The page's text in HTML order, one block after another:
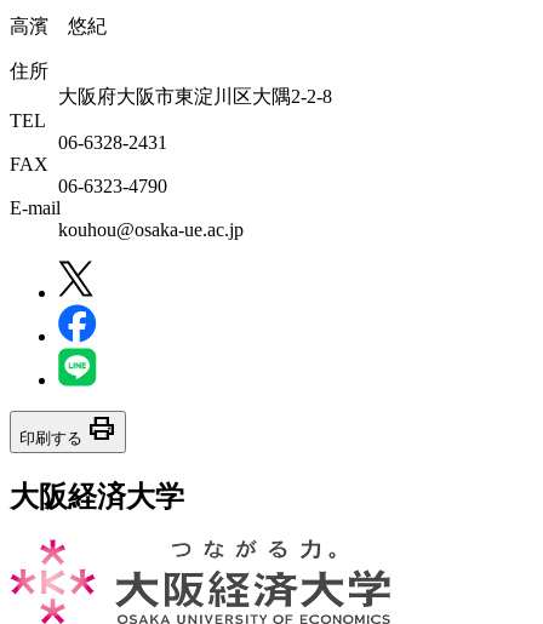
高濱 悠紀
住所
大阪府大阪市東淀川区大隅2-2-8
TEL
06-6328-2431
FAX
06-6323-4790
E-mail
kouhou@osaka-ue.ac.jp
印刷する print
大阪経済大学